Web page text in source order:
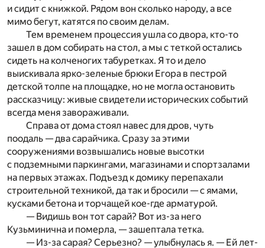
и сидит с книжкой. Рядом вон сколько народу, а все
мимо бегут, катятся по своим делам.
Тем временем процессия ушла со двора, кто-то
зашел в дом собирать на стол, а мы с теткой остались
сидеть на колченогих табуретках. Я то и дело
выискивала ярко-зеленые брюки Егора в пестрой
детской толпе на площадке, но не могла остановить
рассказчицу: живые свидетели исторических событий
всегда меня завораживали.
Справа от дома стоял навес для дров, чуть
поодаль — два сарайчика. Сразу за этими
сооружениями возвышались новые высотки
с подземными паркингами, магазинами и спортзалами
на первых этажах. Подъезд к домику перепахали
строительной техникой, да так и бросили — с ямами,
кусками бетона и торчащей кое-где арматурой.
— Видишь вон тот сарай? Вот из-за него
Кузьминична и померла, — зашептала тетка.
— Из-за сарая? Серьезно? — улыбнулась я. — Ей лет-